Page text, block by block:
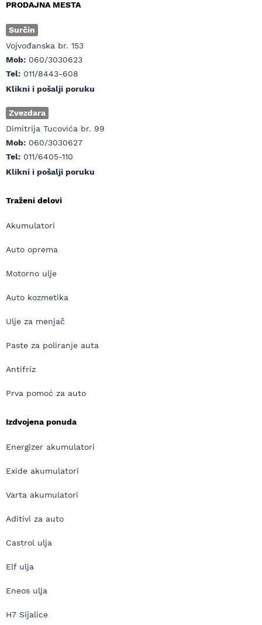
PRODAJNA MESTA
Surčin
Vojvođanska br. 153
Mob: 060/3030623
Tel: 011/8443-608
Klikni i pošalji poruku
Zvezdara
Dimitrija Tucovića br. 99
Mob: 060/3030627
Tel: 011/6405-110
Klikni i pošalji poruku
Traženi delovi
Akumulatori
Auto oprema
Motorno ulje
Auto kozmetika
Ulje za menjač
Paste za poliranje auta
Antifriz
Prva pomoć za auto
Izdvojena ponuda
Energizer akumulatori
Exide akumulatori
Varta akumulatori
Aditivi za auto
Castrol ulja
Elf ulja
Eneos ulja
H7 Sijalice